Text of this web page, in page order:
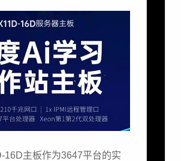
16D主板作为3647平台的实